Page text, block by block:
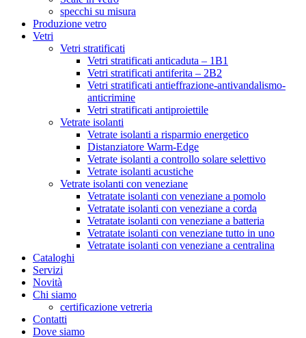
specchi su misura
Produzione vetro
Vetri
Vetri stratificati
Vetri stratificati anticaduta – 1B1
Vetri stratificati antiferita – 2B2
Vetri stratificati antieffrazione-antivandalismo-
anticrimine
Vetri stratificati antiproiettile
Vetrate isolanti
Vetrate isolanti a risparmio energetico
Distanziatore Warm-Edge
Vetrate isolanti a controllo solare selettivo
Vetrate isolanti acustiche
Vetrate isolanti con veneziane
Vetratate isolanti con veneziane a pomolo
Vetratate isolanti con veneziane a corda
Vetratate isolanti con veneziane a batteria
Vetratate isolanti con veneziane tutto in uno
Vetratate isolanti con veneziane a centralina
Cataloghi
Servizi
Novità
Chi siamo
certificazione vetreria
Contatti
Dove siamo